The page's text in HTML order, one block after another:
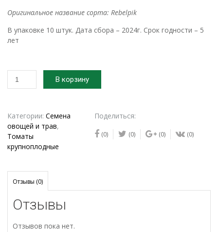
Оригинальное название сорта: Rebelpik
В упаковке 10 штук. Дата сбора – 2024г. Срок годности – 5
лет
Количество
товара
томата
Ребелпик
В корзину
Категории: Семена
овощей и трав,
Томаты
крупноплодные
Поделиться:
(0) (0) (0) (0)
Отзывы (0)
Отзывы
Отзывов пока нет.